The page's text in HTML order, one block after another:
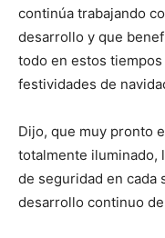
continúa trabajando
desarrollo y que
todo en estos
festividades de
Dijo, que muy pronto
totalmente iluminado,
de seguridad en cada
desarrollo continuo